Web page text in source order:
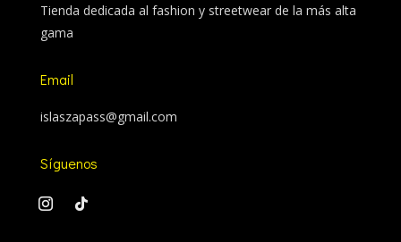
Tienda dedicada al fashion y streetwear de la más alta
gama
Email
islaszapass@gmail.com
Síguenos